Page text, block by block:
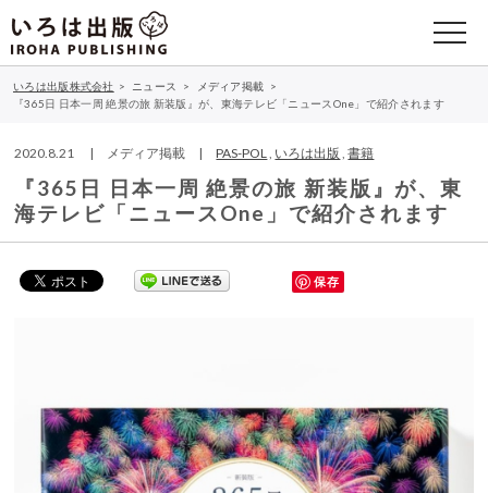
いろは出版株式会社 > ニュース > メディア掲載 >
『365日 日本一周 絶景の旅 新装版』が、東海テレビ「ニュースOne」で紹介されます
2020.8.21 | メディア掲載 |PAS-POL, いろは出版 ,書籍
『365日 日本一周 絶景の旅 新装版』が、東
海テレビ「ニュースOne」で紹介されます
保存